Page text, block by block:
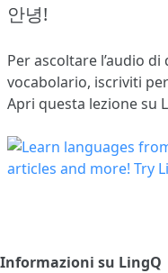
안녕!
Per ascoltare l’audio
vocabolario, iscriviti
Apri questa lezione su
Informazioni su LingQ